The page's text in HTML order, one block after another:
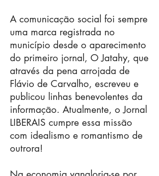
A comunicação social foi sempre
uma marca registrada no
município desde o aparecimento
do primeiro jornal, O Jatahy, que
através da pena arrojada de
Flávio de Carvalho, escreveu e
publicou linhas benevolentes da
informação. Atualmente, o Jornal
LIBERAIS cumpre essa missão
com idealismo e romantismo de
outrora!